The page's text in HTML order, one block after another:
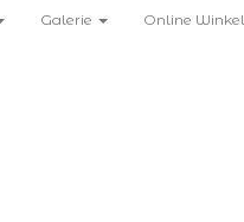
Galerie Online Winkel